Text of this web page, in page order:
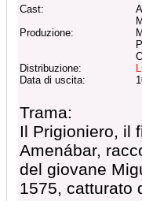
Cast:
Produzione:
Distribuzione:
Data di uscita:
Trama:
Il Prigioniero, il
Amenábar,
del giovane
1575, catturato